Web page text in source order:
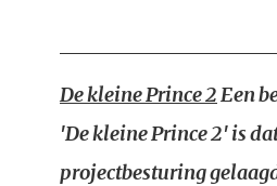
De kleine Prince 2Een
'De kleine Prince 2' is
projectbesturing